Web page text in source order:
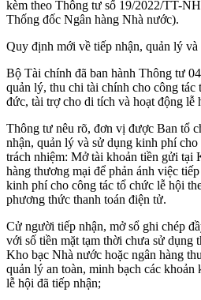
kèm theo Thông tư số 19/2022/TT-
Thống đốc Ngân hàng Nhà nước).
Quy định mới về tiếp nhận, quản lý
Bộ Tài chính đã ban hành Thông tư
quản lý, thu chi tài chính cho công
đức, tài trợ cho di tích và hoạt động lễ
Thông tư nêu rõ, đơn vị được Ban tổ
nhận, quản lý và sử dụng kinh phí
trách nhiệm: Mở tài khoản tiền gửi tại
hàng thương mại để phản ánh việc
kinh phí cho công tác tổ chức lễ hội
phương thức thanh toán điện tử.
Cử người tiếp nhận, mở sổ ghi chép
với số tiền mặt tạm thời chưa sử dụng
Kho bạc Nhà nước hoặc ngân hàng
quản lý an toàn, minh bạch các
lễ hội đã tiếp nhận;